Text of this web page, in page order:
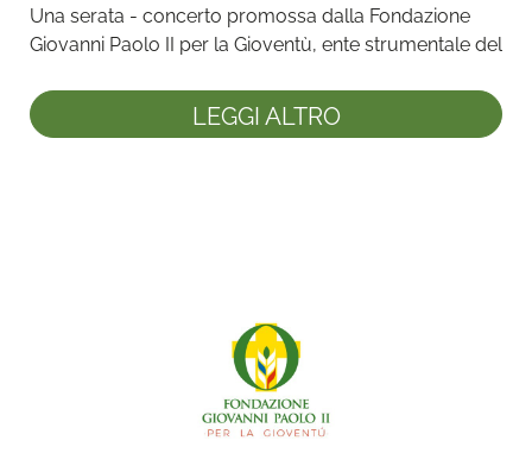
Una serata - concerto promossa dalla Fondazione
Giovanni Paolo II per la Gioventù, ente strumentale del
LEGGI ALTRO